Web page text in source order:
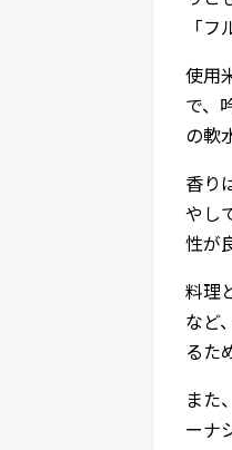
「
使用
で、
の軟
香り
やし
性が
料理
など
るた
また
ーナ